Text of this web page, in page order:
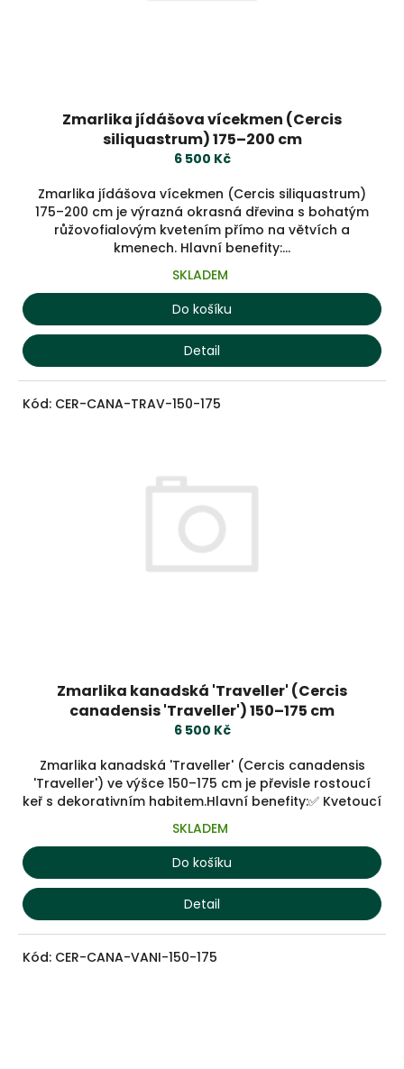
Zmarlika jídášova vícekmen (Cercis
siliquastrum) 175–200 cm
6 500 Kč
Zmarlika jídášova vícekmen (Cercis siliquastrum)
175–200 cm je výrazná okrasná dřevina s bohatým
růžovofialovým kvetením přímo na větvích a
kmenech. Hlavní benefity:...
SKLADEM
Do košíku
Detail
Zmarlika kanadská 'Traveller' (Cercis
canadensis 'Traveller') 150–175 cm
6 500 Kč
Zmarlika kanadská 'Traveller' (Cercis canadensis
'Traveller') ve výšce 150–175 cm je převisle rostoucí
keř s dekorativním habitem.Hlavní benefity:✅ Kvetoucí
SKLADEM
Do košíku
Detail
Kód: CER-CANA-TRAV-150-175
Kód: CER-CANA-VANI-150-175